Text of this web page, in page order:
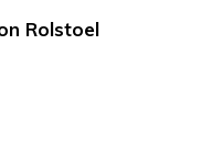
Rolstoel